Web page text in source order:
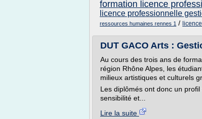
formation licence
licence professionnelle
ressources humaines rennes 1 /
DUT GACO Arts :
Au cours des trois ans de
région Rhône Alpes, les
milieux artistiques et culturels
Les diplômés ont donc un
sensibilité et...
Lire la suite